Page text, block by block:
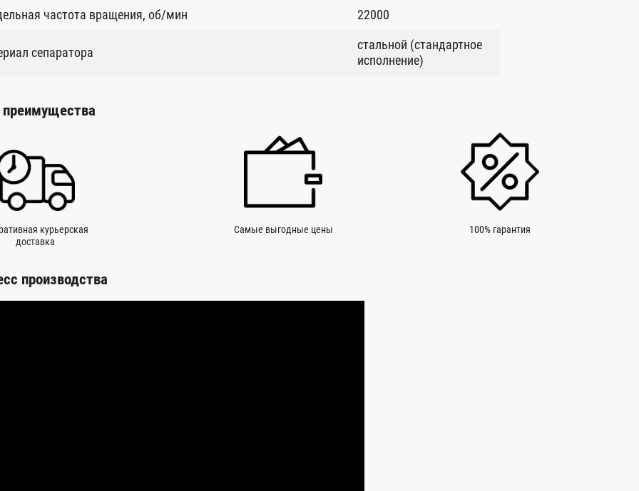
частота вращения, об/мин
22000
сепаратора
стальной (стандартное
исполнение)
курьерская
доставка
Самые выгодные цены 100% гарантия
производства